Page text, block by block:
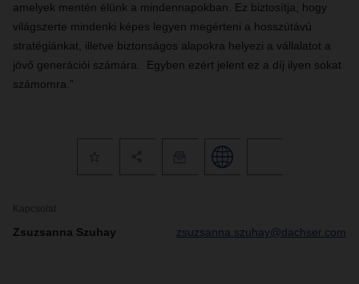
amelyek mentén élünk a mindennapokban. Ez biztosítja, hogy
világszerte mindenki képes legyen megérteni a hosszútávú
stratégiánkat, illetve biztonságos alapokra helyezi a vállalatot a
jövő generációi számára. Egyben ezért jelent ez a díj ilyen sokat
számomra.”
Kapcsolat
Zsuzsanna Szuhay zsuzsanna.szuhay@dachser.com